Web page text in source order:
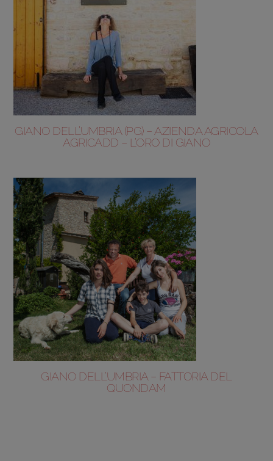
GIANO DELL’UMBRIA (PG) – AZIENDA AGRICOLA
AGRICADD – L’ORO DI GIANO
GIANO DELL’UMBRIA – FATTORIA DEL
QUONDAM